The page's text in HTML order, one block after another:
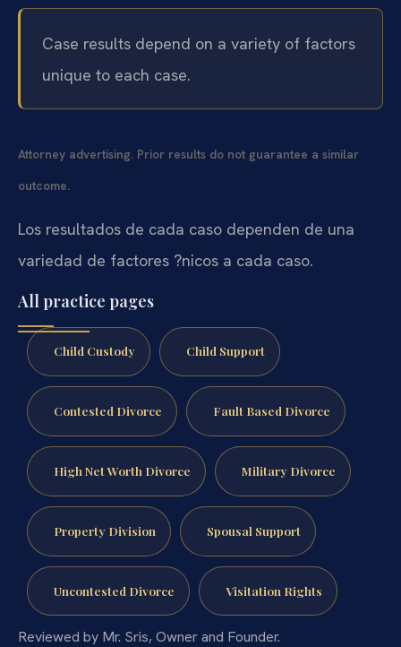
Case results depend on a variety of factors
unique to each case.
Attorney advertising. Prior results do not guarantee a similar
outcome.
Los resultados de cada caso dependen de una
variedad de factores ?nicos a cada caso.
All practice pages
Child Custody Child Support
Contested Divorce Fault Based Divorce
High Net Worth Divorce Military Divorce
Property Division Spousal Support
Uncontested Divorce Visitation Rights
Reviewed by Mr. Sris, Owner and Founder.